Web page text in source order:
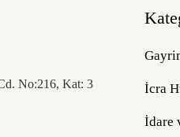
No:216, Kat: 3
İcra
İdare